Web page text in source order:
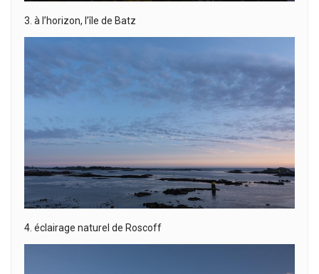
3. à l’horizon, l’île de Batz
4. éclairage naturel de Roscoff